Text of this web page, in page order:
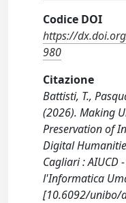
Codice DOI
https://
980
Citazione
Battisti, T.,
(2026). Making
Preservation of
Digital
Cagliari : AIUCD
l'Informatica
[10.6092/unibo/